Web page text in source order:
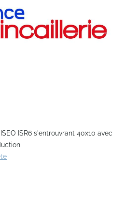
ISR6 s'entrouvrant 40x10 avec